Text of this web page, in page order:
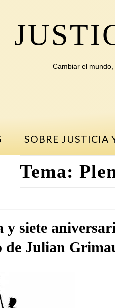
Cambiar el
SOBRE JUSTICIA
Tema:
y siete
de Julian